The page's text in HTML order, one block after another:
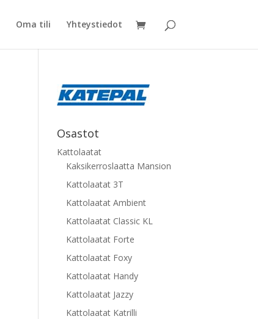
Oma tili Yhteystiedot
Osastot
Kattolaatat
Kaksikerroslaatta Mansion
Kattolaatat 3T
Kattolaatat Ambient
Kattolaatat Classic KL
Kattolaatat Forte
Kattolaatat Foxy
Kattolaatat Handy
Kattolaatat Jazzy
Kattolaatat Katrilli